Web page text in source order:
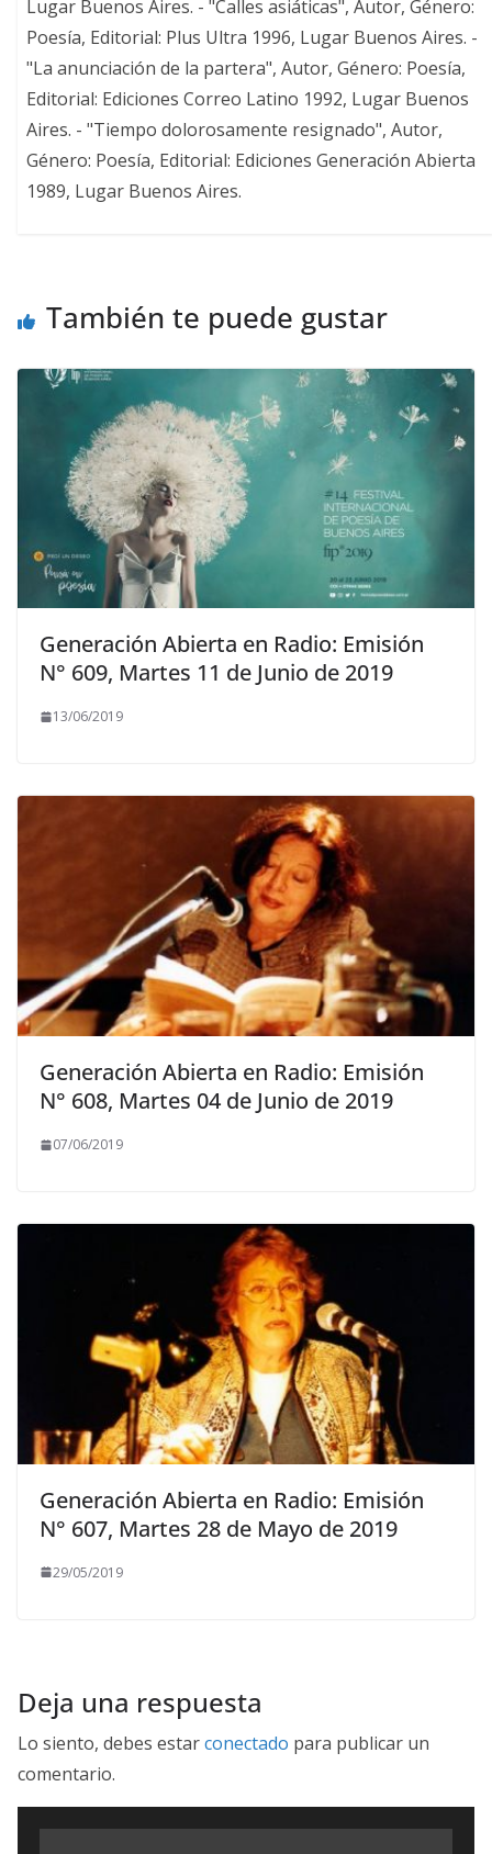
Lugar Buenos Aires. - "Calles asiáticas", Autor, Género:
Poesía, Editorial: Plus Ultra 1996, Lugar Buenos Aires. -
"La anunciación de la partera", Autor, Género: Poesía,
Editorial: Ediciones Correo Latino 1992, Lugar Buenos
Aires. - "Tiempo dolorosamente resignado", Autor,
Género: Poesía, Editorial: Ediciones Generación Abierta
1989, Lugar Buenos Aires.
También te puede gustar
Generación Abierta en Radio: Emisión
N° 609, Martes 11 de Junio de 2019
13/06/2019
Generación Abierta en Radio: Emisión
N° 608, Martes 04 de Junio de 2019
07/06/2019
Generación Abierta en Radio: Emisión
N° 607, Martes 28 de Mayo de 2019
29/05/2019
Deja una respuesta
Lo siento, debes estarconectado para publicar un
comentario.